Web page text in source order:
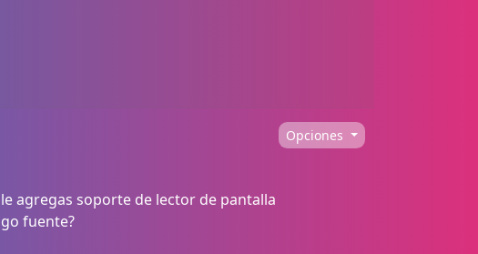
Opciones
agregas soporte de lector de pantalla
fuente?